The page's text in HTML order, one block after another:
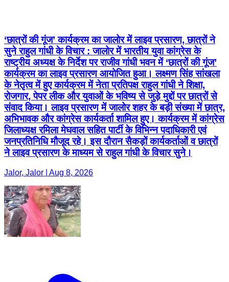
‘छात्रों की गूंज’ कार्यक्रम का जालोर में लाइव प्रसारण, छात्रों ने
सुने राहुल गांधी के विचार : जालोर में भारतीय युवा कांग्रेस के
राष्ट्रीय अध्यक्ष के निर्देश पर राजीव गांधी भवन में ‘छात्रों की गूंज’
कार्यक्रम का लाइव प्रसारण आयोजित हुआ। लक्ष्मण सिंह सांखला
के नेतृत्व में हुए कार्यक्रम में नेता प्रतिपक्ष राहुल गांधी ने शिक्षा,
रोजगार, पेपर लीक और युवाओं के भविष्य से जुड़े मुद्दों पर छात्रों से
संवाद किया। लाइव प्रसारण में जालोर शहर के बड़ी संख्या में छात्र,
अभिभावक और कांग्रेस कार्यकर्ता शामिल हुए। कार्यक्रम में कांग्रेस
जिलाध्यक्ष रमिला मेघवाल सहित पार्टी के विभिन्न पदाधिकारी एवं
जनप्रतिनिधि मौजूद रहे। इस दौरान सैकड़ों कार्यकर्ताओं व छात्रों
ने लाइव प्रसारण के माध्यम से राहुल गांधी के विचार सुने।
Jalor, Jalor | Aug 8, 2026